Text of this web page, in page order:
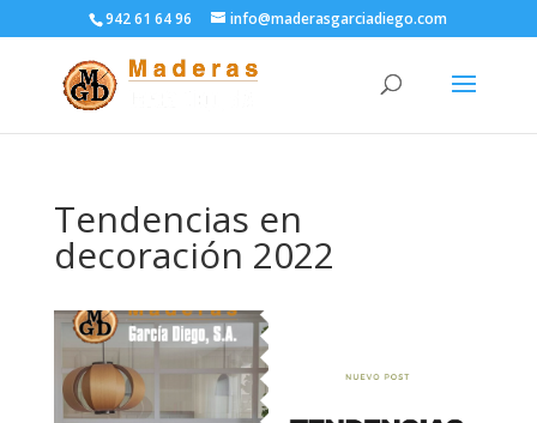
942 61 64 96 info@maderasgarciadiego.com
Tendencias en
decoración 2022